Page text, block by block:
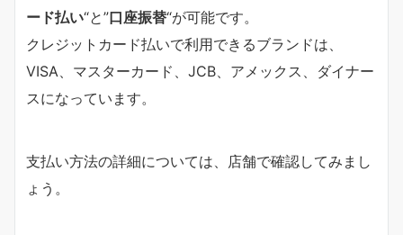
ード払い“と”口座振替“が可能です。
クレジットカード払いで利用できるブランドは、
VISA、マスターカード、JCB、アメックス、ダイナー
スになっています。
支払い方法の詳細については、店舗で確認してみまし
ょう。